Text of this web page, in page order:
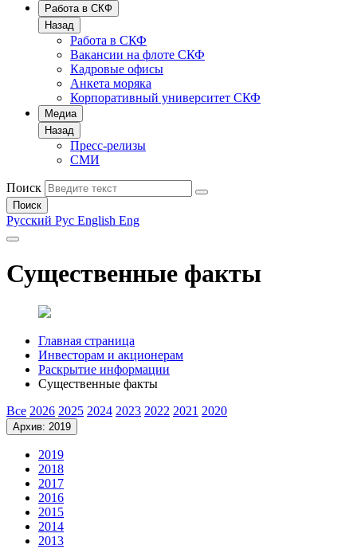
Работа в СКФ
Назад
Работа в СКФ
Вакансии на флоте СКФ
Кадровые офисы
Анкета моряка
Корпоративный университет СКФ
Медиа
Назад
Пресс-релизы
СМИ
Поиск
Поиск
Русский Рус English Eng
Существенные факты
Главная страница
Инвесторам и акционерам
Раскрытие информации
Существенные факты
Все 2026 2025 2024 2023 2022 2021 2020
Архив: 2019
2019
2018
2017
2016
2015
2014
2013